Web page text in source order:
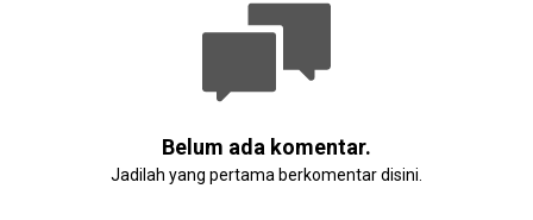
Belum ada komentar.
Jadilah yang pertama berkomentar disini.